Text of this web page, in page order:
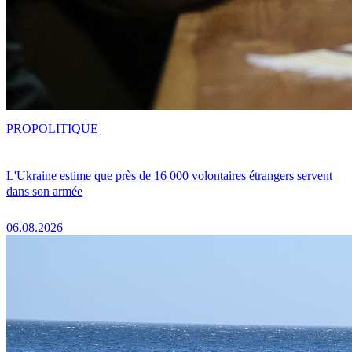
L'Ukraine estime que près de 16 000 volontaires étrangers servent
dans son armée
06.08.2026
PROPOLITIQUE